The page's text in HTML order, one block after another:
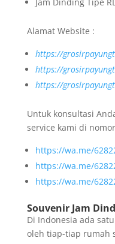
Alamat Website :
https://
https://
https://
Untuk konsultasi
service kami di
https://wa.me/
https://wa.me/
https://wa.me/
Souvenir Jam
Di Indonesia ada
oleh tiap-tiap rumah